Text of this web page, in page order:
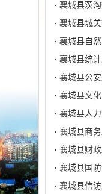
襄城县茨
襄城县城
襄城县自
襄城县统
襄城县公
襄城县文
襄城县人
襄城县商
襄城县财
襄城县国
襄城县信